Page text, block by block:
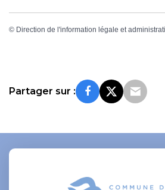
© Direction de l'information légale et
Partager sur :